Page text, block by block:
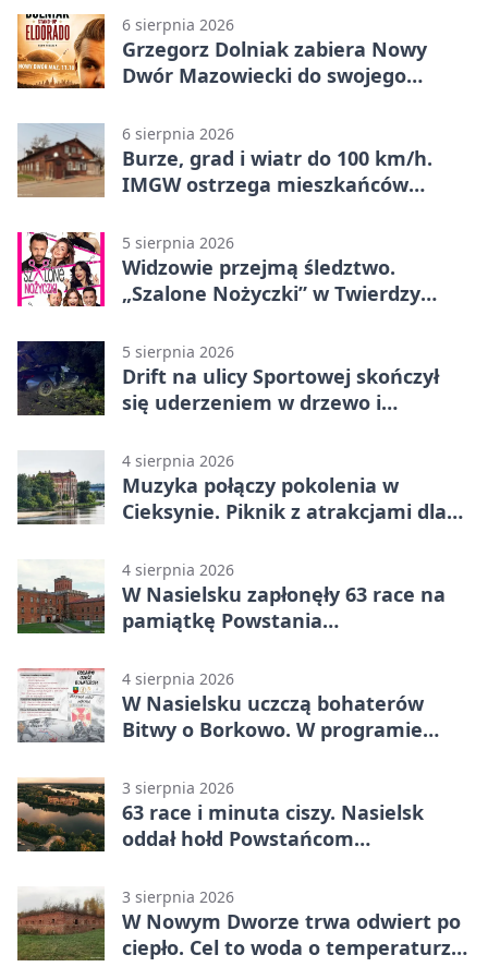
6 sierpnia 2026
Grzegorz Dolniak zabiera Nowy
Dwór Mazowiecki do swojego
6 sierpnia 2026
Burze, grad i wiatr do 100 km/h.
IMGW ostrzega mieszkańców
5 sierpnia 2026
Widzowie przejmą śledztwo.
„Szalone Nożyczki” w Twierdzy
5 sierpnia 2026
Drift na ulicy Sportowej skończył
się uderzeniem w drzewo i
4 sierpnia 2026
Muzyka połączy pokolenia w
Cieksynie. Piknik z atrakcjami dla
4 sierpnia 2026
W Nasielsku zapłonęły 63 race na
pamiątkę Powstania
4 sierpnia 2026
W Nasielsku uczczą bohaterów
Bitwy o Borkowo. W programie
3 sierpnia 2026
63 race i minuta ciszy. Nasielsk
oddał hołd Powstańcom
3 sierpnia 2026
W Nowym Dworze trwa odwiert po
ciepło. Cel to woda o temperaturze